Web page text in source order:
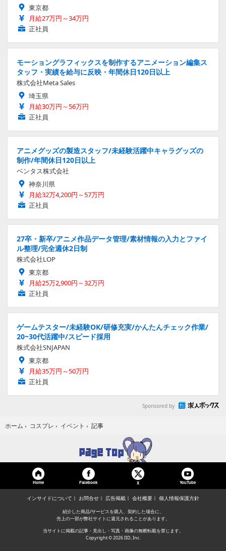
東京都
月給27万円～34万円
正社員
モーショングラフィックスを制作するアニメーション編集ス
タッフ・実績を給与に反映・年間休日120日以上
株式会社Meta Sales
埼玉県
月給30万円～56万円
正社員
アニメグッズの製造スタッフ/未経験活躍中キャラグッズの
制作/年間休日120日以上
ベンタス株式会社
神奈川県
月給32万4,200円～57万円
正社員
27卒・新卒/アニメ作品データ管理/素材情報の入力とファイ
ル整理/完全週休2日制
株式会社LOP
東京都
月給25万2,900円～32万円
正社員
ゲームテスター/未経験OK/研修充実/かんたんチェック作業/
20~30代活躍中/スピード採用
株式会社SNJAPAN
東京都
月給35万円～50万円
正社員
Sponsored by
ホーム › コスプレ › イベント › 記事
Home Facebook X YouTube
インサイドについて お問合せ 広告掲載 会社概要 個人情報保護方針
紹介した商品/サービスを購入、契約した場合に、
売上の一部が弊社サイトに還元されることがあります。
当サイトに掲載の記事・見出し・写真・画像の無断転載を禁じます。
Copyright © 2026 IID, Inc.